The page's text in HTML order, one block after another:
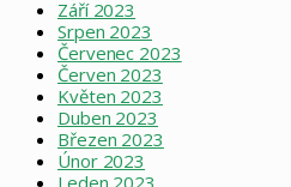
Září 2023
Srpen 2023
Červenec 2023
Červen 2023
Květen 2023
Duben 2023
Březen 2023
Únor 2023
Leden 2023